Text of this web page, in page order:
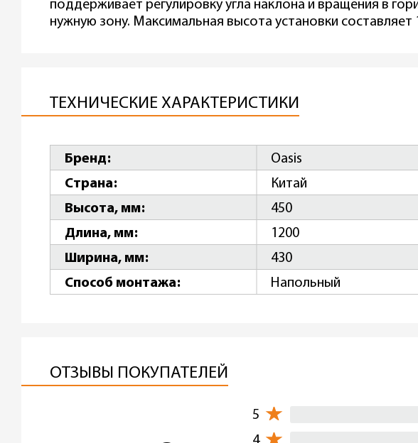
поддерживает регулировку угла наклона и вращения в
нужную зону. Максимальная высота установки составляет
ТЕХНИЧЕСКИЕ ХАРАКТЕРИСТИКИ
Бренд
Oasis
Страна
Китай
Высота, мм
450
Длина, мм
1200
Ширина, мм
430
Способ монтажа
Напольный
ОТЗЫВЫ ПОКУПАТЕЛЕЙ
5